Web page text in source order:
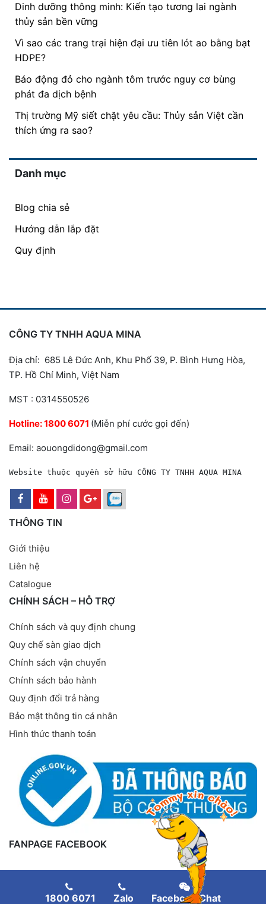
Dinh dưỡng thông minh: Kiến tạo tương lai ngành
thủy sản bền vững
Vì sao các trang trại hiện đại ưu tiên lót ao bằng bạt
HDPE?
Báo động đỏ cho ngành tôm trước nguy cơ bùng
phát đa dịch bệnh
Thị trường Mỹ siết chặt yêu cầu: Thủy sản Việt cần
thích ứng ra sao?
Danh mục
Blog chia sẻ
Hướng dẫn lắp đặt
Quy định
CÔNG TY TNHH AQUA MINA
Địa chỉ: 685 Lê Đức Anh, Khu Phố 39, P. Bình Hưng Hòa,
TP. Hồ Chí Minh, Việt Nam
MST : 0314550526
Hotline:1800 6071 (Miễn phí cước gọi đến)
Email: aouongdidong@gmail.com
Website thuộc quyền sở hữu CÔNG TY TNHH AQUA MINA
THÔNG TIN
Giới thiệu
Liên hệ
Catalogue
CHÍNH SÁCH – HỖ TRỢ
Chính sách và quy định chung
Quy chế sàn giao dịch
Chính sách vận chuyển
Chính sách bảo hành
Quy định đổi trả hàng
Bảo mật thông tin cá nhân
Hình thức thanh toán
FANPAGE FACEBOOK
1800 6071 Zalo Facebook Chat